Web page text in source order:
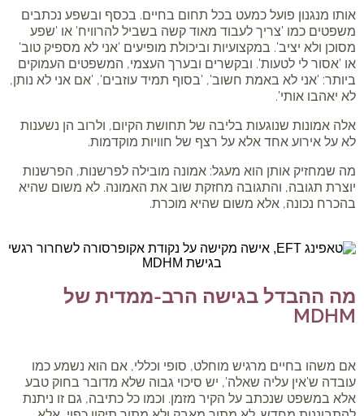
אותו מנגנון פועל כמעט בכל תחום בחיים. בכסף ובשפע נכתבים
משפטים כמו 'צריך לעבוד מאוד קשה בשביל להרוויח' או 'שפע
מסוכן ולא יציב'. במקצועיות וביכולת מופיעים 'אני לא מספיק טוב'
או 'אסור לי לטעות'. ובקשרים ובערך העצמי, המשפטים העמוקים
ביותר: 'אני לא באמת חשוב', 'בסוף תמיד עוזבים', 'אם אני לא נותן,
לא יאהבו אותי'.
אלה אמונות שנוגעות בליבה של תחושת הקיום, ולרוב הן נשענות
לא על אירוע אחד אלא על רצף של חוויות מוקדמות.
מה שמחזיק אותן הוא מעגל: אמונה מובילה לפרשנות, הפרשנות
יוצרת תגובה, והתגובה מחזקת שוב את האמונה. לא משום שהיא
בהכרח נכונה, אלא משום שהיא מוכרת.
מה ההבדל בגישה הרב-ממדית של
MDHM
אם משהו בחיים מרגיש מוחלט, סופי וכללי, אם הוא נשמע כמו
עובדה ש'אין עליה שאלה', יש סיכוי גבוה שלא מדובר בחוק טבע
אלא במשפט שנכתב על הקיר מזמן. וכמו כל כתיבה, גם זו ניתנת